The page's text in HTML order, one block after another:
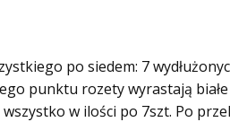
po siedem: 7
punktu rozety wyrastają
wszystko w ilości po 7szt. Po